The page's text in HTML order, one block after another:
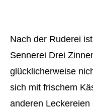
Nach der Ruderei
Sennerei Drei
glücklicherweise
sich mit frischem
anderen